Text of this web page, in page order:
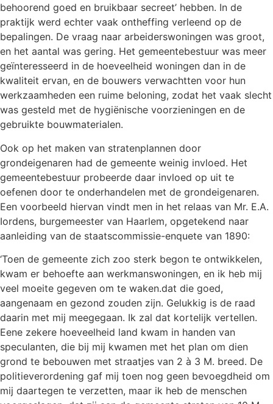
behoorend goed en bruikbaar secreet’ hebben. In de
praktijk werd echter vaak ontheffing verleend op de
bepalingen. De vraag naar arbeiderswoningen was groot,
en het aantal was gering. Het gemeentebestuur was meer
geïnteresseerd in de hoeveelheid woningen dan in de
kwaliteit ervan, en de bouwers verwachtten voor hun
werkzaamheden een ruime beloning, zodat het vaak slecht
was gesteld met de hygiënische voorzieningen en de
gebruikte bouwmaterialen.
Ook op het maken van stratenplannen door
grondeigenaren had de gemeente weinig invloed. Het
gemeentebestuur probeerde daar invloed op uit te
oefenen door te onderhandelen met de grondeigenaren.
Een voorbeeld hiervan vindt men in het relaas van Mr. E.A.
Iordens, burgemeester van Haarlem, opgetekend naar
aanleiding van de staatscommissie-enquete van 1890:
‘Toen de gemeente zich zoo sterk begon te ontwikkelen,
kwam er behoefte aan werkmanswoningen, en ik heb mij
veel moeite gegeven om te waken.dat die goed,
aangenaam en gezond zouden zijn. Gelukkig is de raad
daarin met mij meegegaan. Ik zal dat kortelijk vertellen.
Eene zekere hoeveelheid land kwam in handen van
speculanten, die bij mij kwamen met het plan om dien
grond te bebouwen met straatjes van 2 à 3 M. breed. De
politieverordening gaf mij toen nog geen bevoegdheid om
mij daartegen te verzetten, maar ik heb de menschen